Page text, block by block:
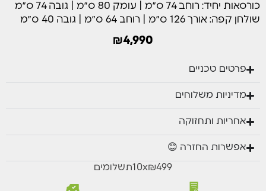
53/33/19 ס"מ,
פתרון מושלם לאירוח בגינה או במרפסת, המאפשר לשמור
גרם,
בעובי 19 ס”מ לנוחות ישיבה מקסימלית.
ספה תלת מושבית | שתי כורסאות יחיד | שולחן קפה עם
מוצר זה אזל מהמלאי אך יתכן מאוד וישוב למלאי
כורסאות יחיד: רוחב 74 ס״מ | עומק 80 ס״מ | גובה 74 ס״מ
שולחן קפה: אורך 126 ס״מ | רוחב 64 ס״מ | גובה 40 ס״מ
₪4,990
פרטים טכניים
מדיניות משלוחים
אחריות ותחזוקה
אפשרות החזרה 😊
₪499
x
10תשלומים